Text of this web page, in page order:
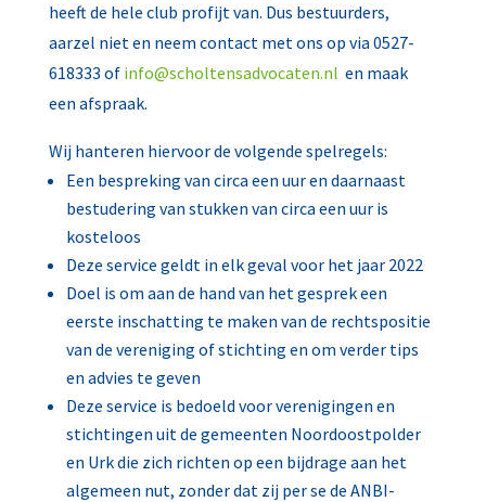
heeft de hele club profijt van. Dus bestuurders,
aarzel niet en neem contact met ons op via 0527-
618333 of info@scholtensadvocaten.nl en maak
een afspraak.
Wij hanteren hiervoor de volgende spelregels:
Een bespreking van circa een uur en daarnaast
bestudering van stukken van circa een uur is
kosteloos
Deze service geldt in elk geval voor het jaar 2022
Doel is om aan de hand van het gesprek een
eerste inschatting te maken van de rechtspositie
van de vereniging of stichting en om verder tips
en advies te geven
Deze service is bedoeld voor verenigingen en
stichtingen uit de gemeenten Noordoostpolder
en Urk die zich richten op een bijdrage aan het
algemeen nut, zonder dat zij per se de ANBI-